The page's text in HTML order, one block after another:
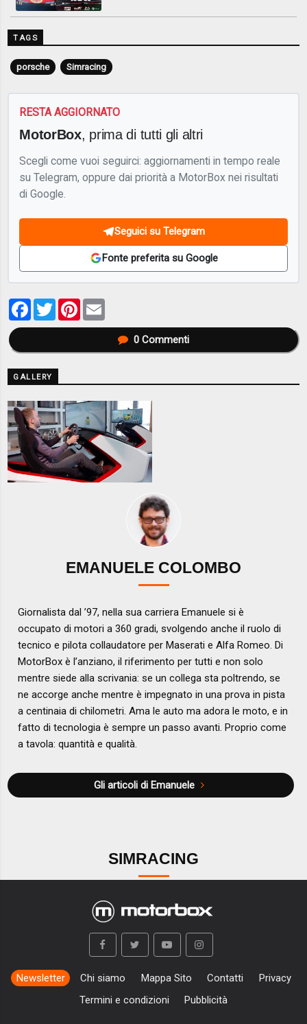
TAGS
porsche Simracing
RESTA AGGIORNATO
MotorBox, prima di tutti gli altri
Scegli come vuoi seguirci: aggiornamenti in tempo reale
su Telegram, oppure dai priorità a MotorBox nei risultati
di Google.
Seguici su Telegram
Fonte preferita su Google
Facebook
TwitterPinterest
0Commenti
GALLERY
EMANUELE COLOMBO
Giornalista dal ’97, nella sua carriera Emanuele si è
occupato di motori a 360 gradi, svolgendo anche il ruolo di
tecnico e pilota collaudatore per Maserati e Alfa Romeo. Di
MotorBox è l’anziano, il riferimento per tutti e non solo
mentre siede alla scrivania: se un collega sta poltrendo, se
ne accorge anche mentre è impegnato in una prova in pista
a centinaia di chilometri. Ama le auto ma adora le moto, e in
fatto di tecnologia è sempre un passo avanti. Proprio come
a tavola: quantità e qualità.
Gli articoli di Emanuele
SIMRACING
Newsletter Chi siamo Mappa Sito Contatti
Privacy
Termini e condizioni
Pubblicità